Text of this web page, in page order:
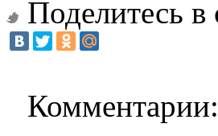
Поделитесь в
Комментарии: